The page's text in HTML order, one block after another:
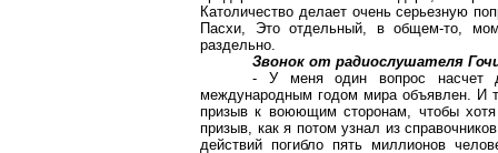
Католичество делает очень серьезную
Пасхи, Это отдельный, в общем-то,
раздельно.
Звонок от радиослушателя
- У меня один вопрос насчет
международным годом мира объявлен. И
призыв к воюющим сторонам, чтобы
призыв, как я потом узнал из
действий погибло пять миллионов